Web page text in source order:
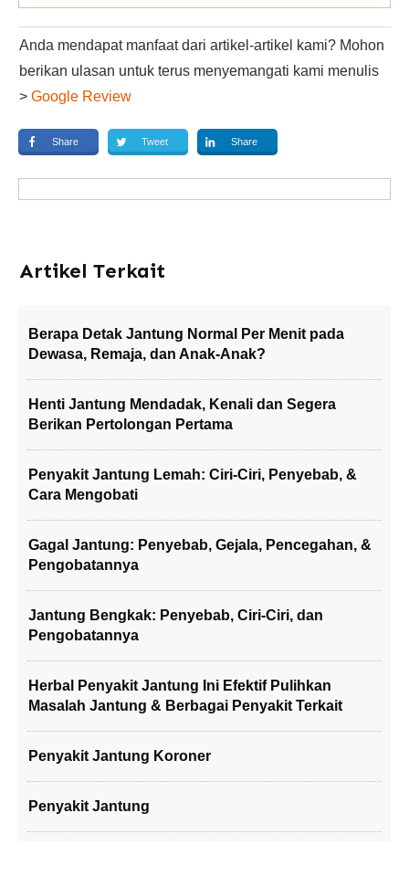
Anda mendapat manfaat dari artikel-artikel kami? Mohon
berikan ulasan untuk terus menyemangati kami menulis
> Google Review
Share Tweet Share
Artikel Terkait
Berapa Detak Jantung Normal Per Menit pada
Dewasa, Remaja, dan Anak-Anak?
Henti Jantung Mendadak, Kenali dan Segera
Berikan Pertolongan Pertama
Penyakit Jantung Lemah: Ciri-Ciri, Penyebab, &
Cara Mengobati
Gagal Jantung: Penyebab, Gejala, Pencegahan, &
Pengobatannya
Jantung Bengkak: Penyebab, Ciri-Ciri, dan
Pengobatannya
Herbal Penyakit Jantung Ini Efektif Pulihkan
Masalah Jantung & Berbagai Penyakit Terkait
Penyakit Jantung Koroner
Penyakit Jantung